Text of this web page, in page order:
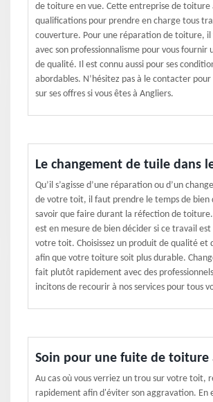
de toiture en vue. Cette entreprise de toiture
qualifications pour prendre en charge tous
couverture. Pour une réparation de toiture,
avec son professionnalisme pour vous fournir
de qualité. Il est connu aussi pour ses
abordables. N’hésitez pas à le contacter
sur ses offres si vous êtes à Angliers.
Le changement de tuile dans
Qu’il s’agisse d’une réparation ou d’un
de votre toit, il faut prendre le temps de bien
savoir que faire durant la réfection de
est en mesure de bien décider si ce travail est
votre toit. Choisissez un produit de qualité et
afin que votre toiture soit plus durable.
fait plutôt rapidement avec des
incitons de recourir à nos services pour tous
Soin pour une fuite de toiture
Au cas où vous verriez un trou sur votre toit,
rapidement afin d'éviter son aggravation.